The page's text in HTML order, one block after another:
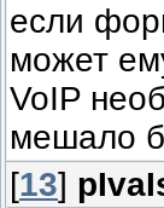
если
может
VoIP
мешало
[13]